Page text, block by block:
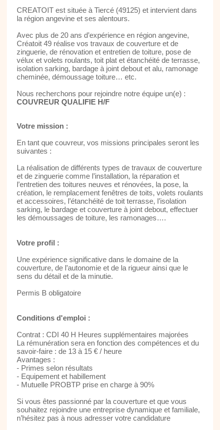
CREATOIT est située à Tiercé (49125) et intervient dans
la région angevine et ses alentours.
Avec plus de 20 ans d’expérience en région angevine,
Créatoit 49 réalise vos travaux de couverture et de
zinguerie, de rénovation et entretien de toiture, pose de
vélux et volets roulants, toit plat et étanchéité de terrasse,
isolation sarking, bardage à joint debout et alu, ramonage
cheminée, démoussage toiture… etc.
Nous recherchons pour rejoindre notre équipe un(e) :
COUVREUR QUALIFIE H/F
Votre mission :
En tant que couvreur, vos missions principales seront les
suivantes :
La réalisation de différents types de travaux de couverture
et de zinguerie comme l’installation, la réparation et
l’entretien des toitures neuves et rénovées, la pose, la
création, le remplacement fenêtres de toits, volets roulants
et accessoires, l’étanchéité de toit terrasse, l’isolation
sarking, le bardage et couverture à joint debout, effectuer
les démoussages de toiture, les ramonages….
Votre profil :
Une expérience significative dans le domaine de la
couverture, de l’autonomie et de la rigueur ainsi que le
sens du détail et de la minutie.
Permis B obligatoire
Conditions d'emploi :
Contrat : CDI 40 H Heures supplémentaires majorées
La rémunération sera en fonction des compétences et du
savoir-faire : de 13 à 15 € / heure
Avantages :
- Primes selon résultats
- Equipement et habillement
- Mutuelle PROBTP prise en charge à 90%
Si vous êtes passionné par la couverture et que vous
souhaitez rejoindre une entreprise dynamique et familiale,
n’hésitez pas à nous adresser votre candidature